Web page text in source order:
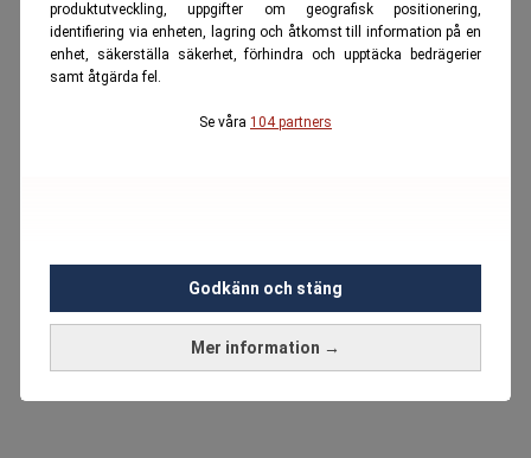
produktutveckling, uppgifter om geografisk positionering,
identifiering via enheten, lagring och åtkomst till information på en
enhet, säkerställa säkerhet, förhindra och upptäcka bedrägerier
samt åtgärda fel.
Se våra 104 partners
Mer information →
Godkänn och stäng